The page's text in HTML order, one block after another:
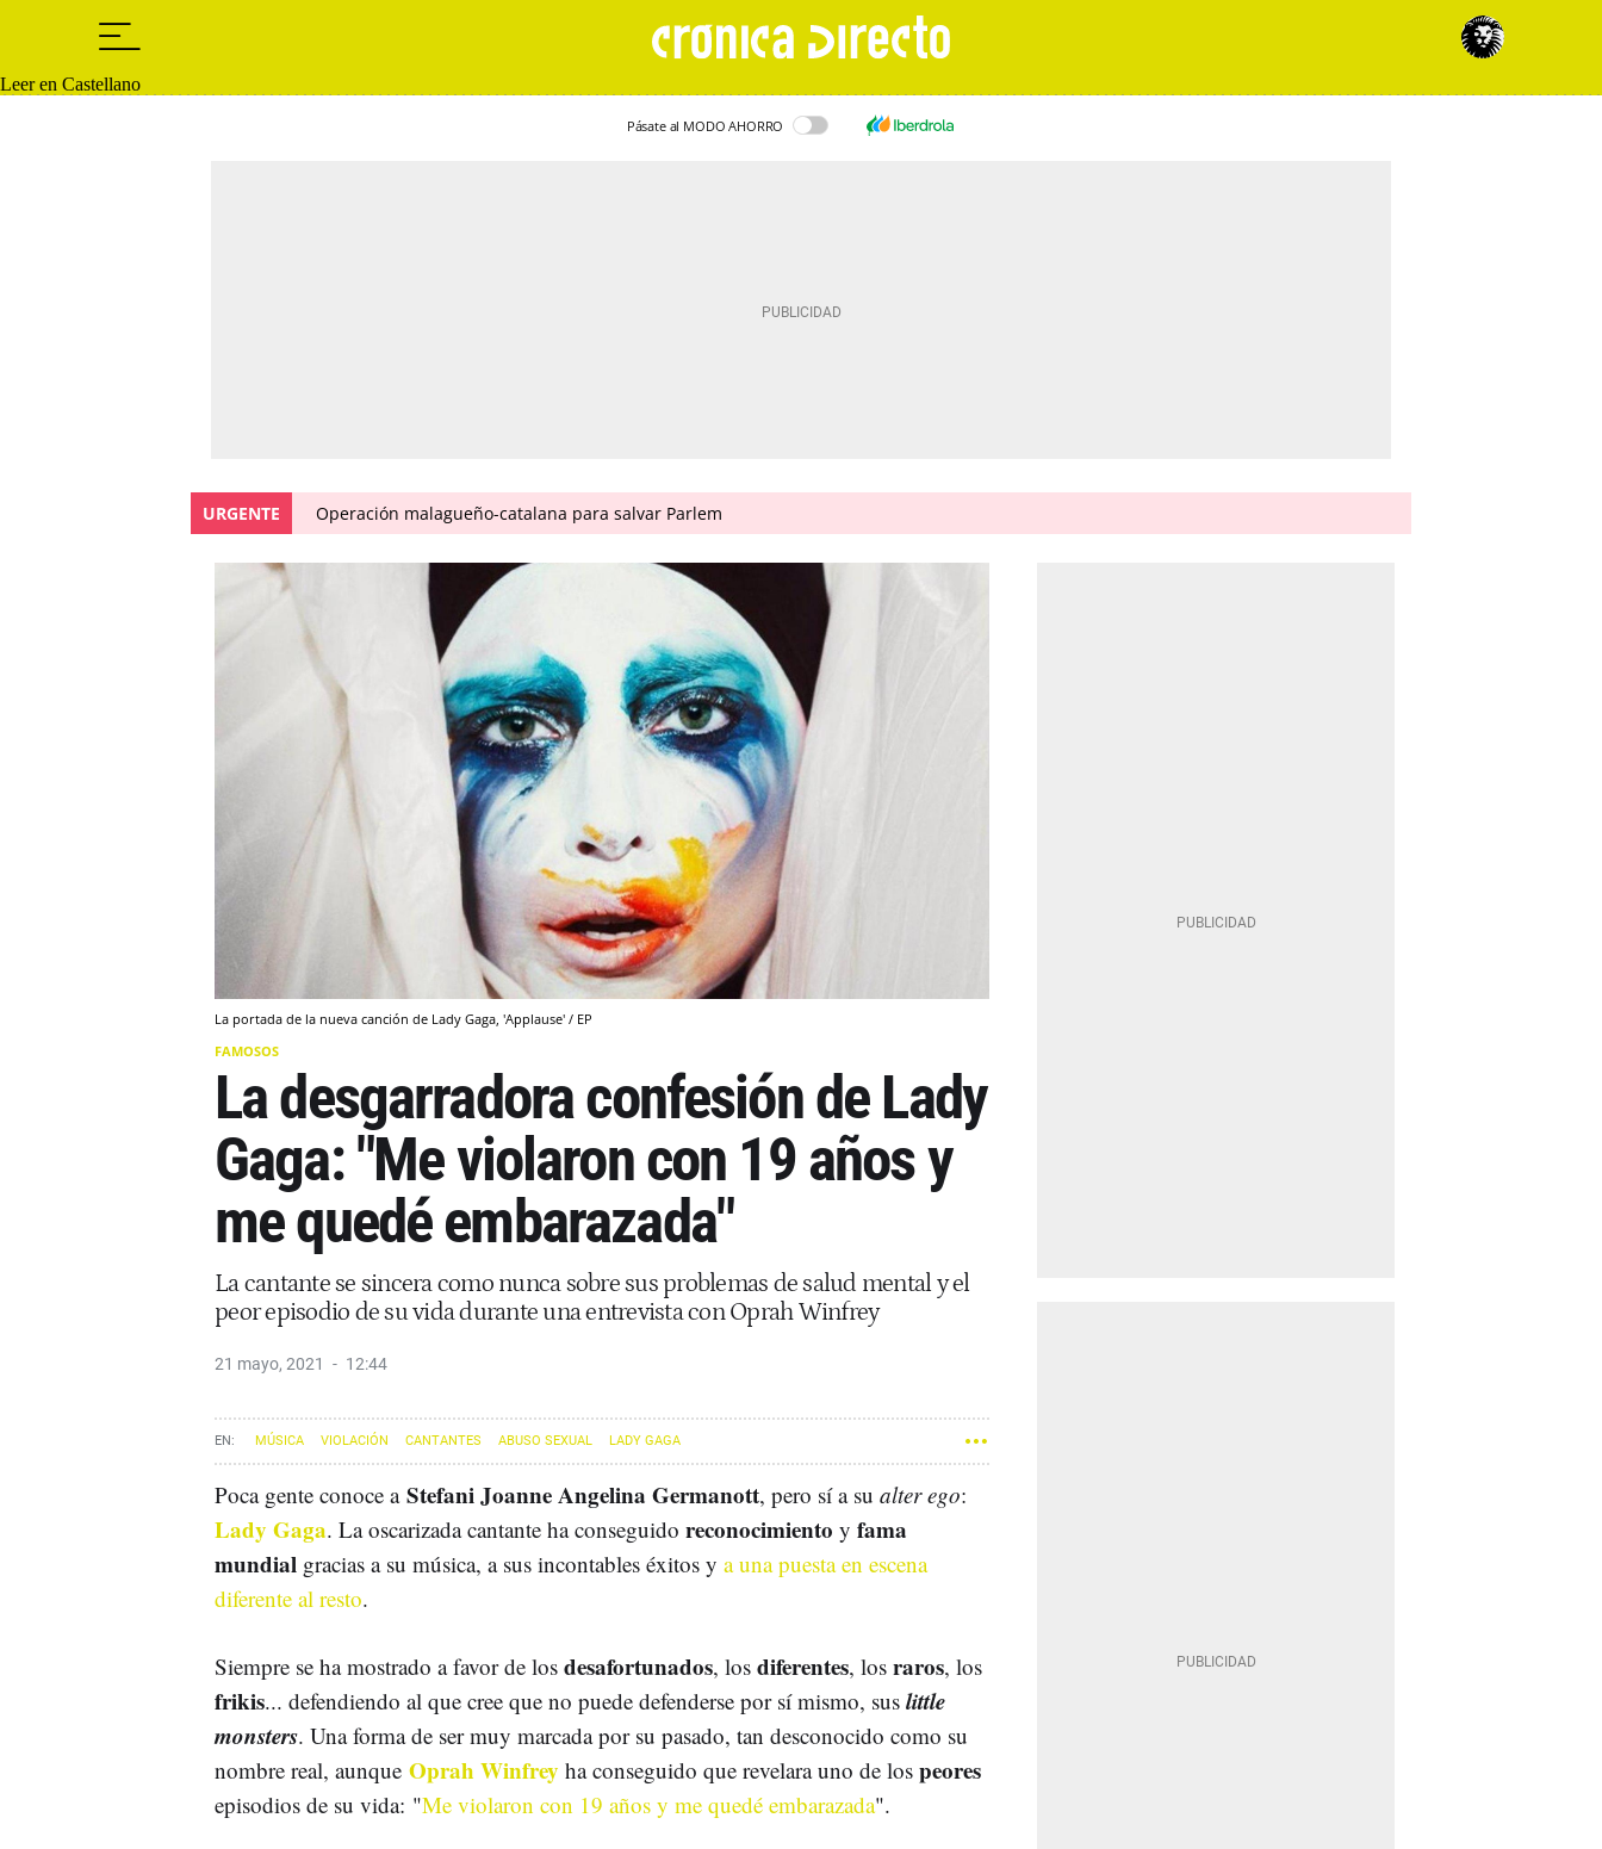
Leer en Castellano
Pásate al MODO AHORRO
URGENTE Operación malagueño-catalana para salvar Parlem
La portada de la nueva canción de Lady Gaga, 'Applause' / EP
FAMOSOS
La desgarradora confesión de Lady
Gaga: "Me violaron con 19 años y
me quedé embarazada"
La cantante se sincera como nunca sobre sus problemas de salud mental y el
peor episodio de su vida durante una entrevista con Oprah Winfrey
21 mayo, 2021 12:44
MÚSICA VIOLACIÓN CANTANTES ABUSO SEXUAL LADY GAGA
Poca gente conoce aStefani Joanne Angelina Germanott, pero sí a su alter ego:
Lady Gaga. La oscarizada cantante ha conseguido reconocimiento y fama
mundial gracias a su música, a sus incontables éxitos y a una puesta en escena
diferente al resto.
Siempre se ha mostrado a favor de los desafortunados, los diferentes, los raros, los
frikis... defendiendo al que cree que no puede defenderse por sí mismo, sus little
monsters. Una forma de ser muy marcada por su pasado, tan desconocido como su
nombre real, aunque Oprah Winfrey ha conseguido que revelara uno de los peores
episodios de su vida: "Me violaron con 19 años y me quedé embarazada".